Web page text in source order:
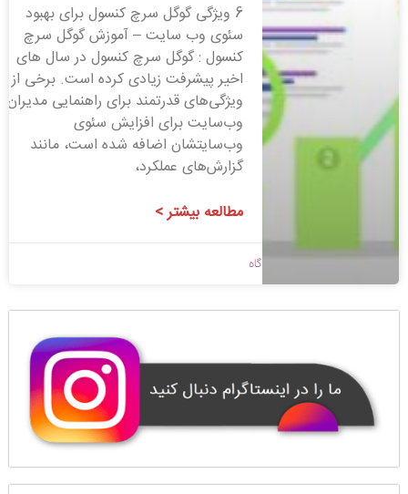
6 ویژگی گوگل سرچ کنسول برای بهبود
سئوی وب سایت – آموزش گوگل سرچ
کنسول : گوگل سرچ کنسول در سال های
اخیر پیشرفت زیادی کرده است. برخی از
ویژگی‌های قدرتمند برای راهنمایی مدیران
وب‌سایت برای افزایش سئوی
وب‌سایتشان اضافه شده است، مانند
گزارش‌های عملکرد،
مطالعه بیشتر >
بدون دیدگاه